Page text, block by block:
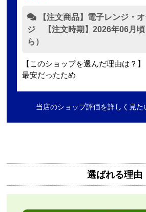
【注文商品】電子レンジ・
ジ 【注文時期】2026年06月頃
ら）
【このショップを選んだ理由は？】
最安だったため
2日ほど
さん
当店のショップ評価を詳しく見た
選ばれる理由